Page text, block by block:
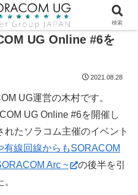
UG Online #6を
2021.08.28
UG運営の木村です。
UG Online #6を開催し
たソラコム主催のイベント
線回線からもSORACOM
Arc ~
の後半を引
検索